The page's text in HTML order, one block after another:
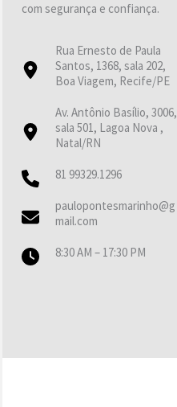
com segurança e confiança.
Rua Ernesto de Paula
Santos, 1368, sala 202,
Boa Viagem, Recife/PE
Av. Antônio Basílio, 3006,
sala 501, Lagoa Nova ,
Natal/RN
81 99329.1296
paulopontesmarinho@g
mail.com
8:30 AM – 17:30 PM